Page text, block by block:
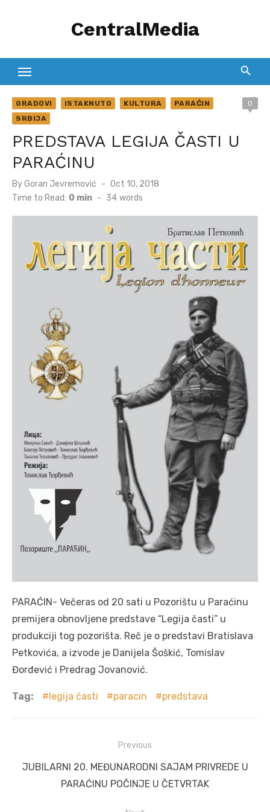
CentralMedia
GRADOVI ISTAKNUTO KULTURA
PARAĆIN
SRBIJA
0
PREDSTAVA LEGIJA ČASTI U
PARAĆINU
ByGoran Jevremović
Posted
on
Oct 10, 2018
Time to Read: 0 min - 34 words
PARAĆIN- Večeras od 20 sati u Pozorištu u Paraćinu
premijera obnovljene predstave “Legija časti” u
produkciji tog pozorišta. Reč je o predstavi Bratislava
Petkovića, a izvode je Danijela Šoškić, Tomislav
Đorđević i Predrag Jovanović.
Tag: legija časti paracin predstava
navigation
Previous
Previous
JUBILARNI 20. MEĐUNARODNI SAJAM PRIVREDE U
PARAĆINU POČINJE U ČETVRTAK